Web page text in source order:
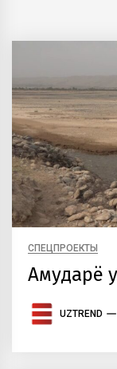
СПЕЦПРОЕКТЫ
Амударё
UZTREND